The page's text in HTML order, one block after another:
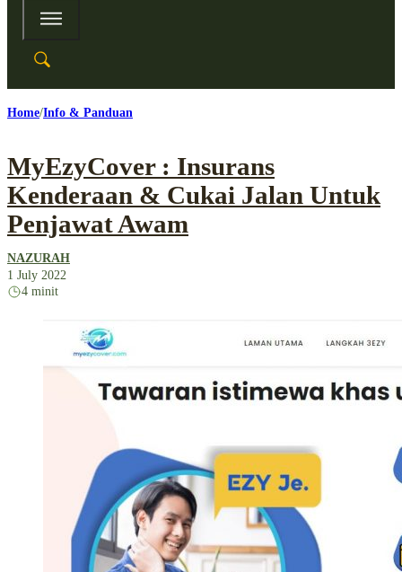
Home Info & Panduan
MyEzyCover : Insurans
Kenderaan & Cukai Jalan Untuk
Penjawat Awam
NAZURAH
1 July 2022
4 minit